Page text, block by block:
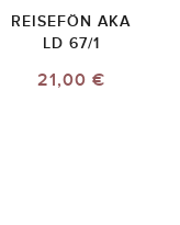
REISEFÖN AKA
LD 67/1
21,00 €